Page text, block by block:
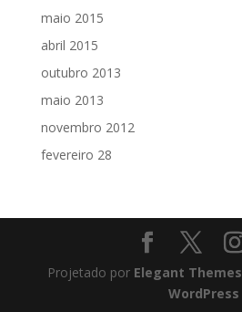
maio 2015
abril 2015
outubro 2013
maio 2013
novembro 2012
fevereiro 28
Projetado por Elegant Themes
WordPress